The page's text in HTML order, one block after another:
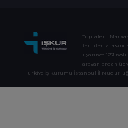
Toptalent Marka
tarihleri
uyarınca 1251
arayanlardan
Türkiye İş Kurumu İstanbul İl